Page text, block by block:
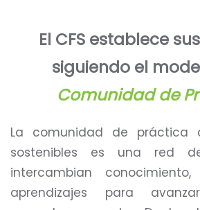
El CFS establece
siguiendo el
Comunidad de
La comunidad de práctica
sostenibles es una red
intercambian
aprendizajes para